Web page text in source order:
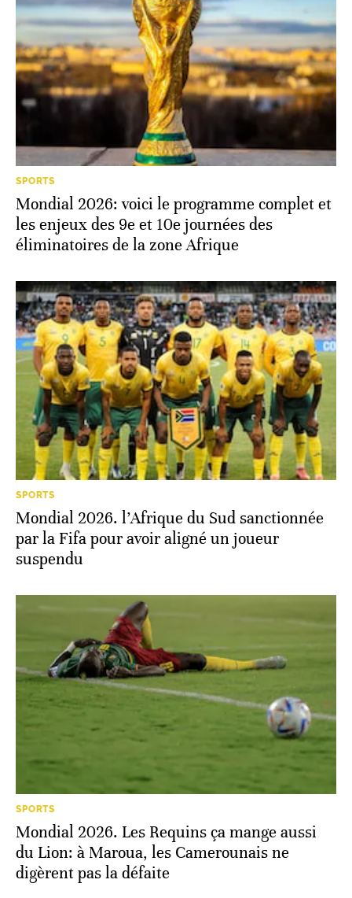
SPORTS
Mondial 2026: voici le programme complet et
les enjeux des 9e et 10e journées des
éliminatoires de la zone Afrique
SPORTS
Mondial 2026. l’Afrique du Sud sanctionnée
par la Fifa pour avoir aligné un joueur
suspendu
SPORTS
Mondial 2026. Les Requins ça mange aussi
du Lion: à Maroua, les Camerounais ne
digèrent pas la défaite